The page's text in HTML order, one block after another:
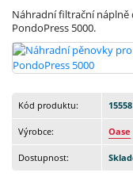
Náhradní filtrační náplně
PondoPress 5000.
Kód produktu: 15558
Výrobce: Oase
Dostupnost: